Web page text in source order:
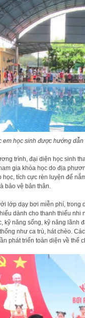
em học sinh được hướng
trình, đại diện học sinh
gia khóa học do địa
học, tích cực rèn luyện để
bảo vệ bản thân.
lớp dạy bơi miễn phí, trong
dành cho thanh thiếu nhi
kỹ năng sống, kỹ năng lãnh
như ca trù, hát chèo.
phát triển toàn diện về thể